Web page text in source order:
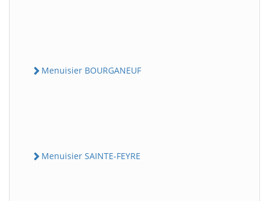
Menuisier BOURGANEUF
Menuisier SAINTE-FEYRE